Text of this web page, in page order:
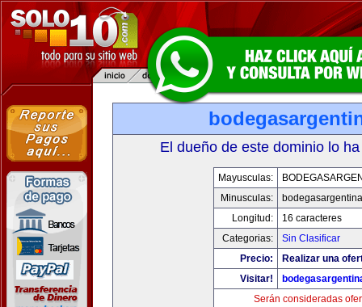
El dueño de este dominio lo
Mayusculas:
Minusculas:
Longitud:
16 caracteres
Categorias:
Sin Clasificar
Precio:
Realizar una
Visitar!
Serán consideradas